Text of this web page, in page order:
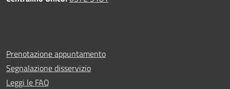
Prenotazione appuntamento
Segnalazione disservizio
Leggi le FAQ